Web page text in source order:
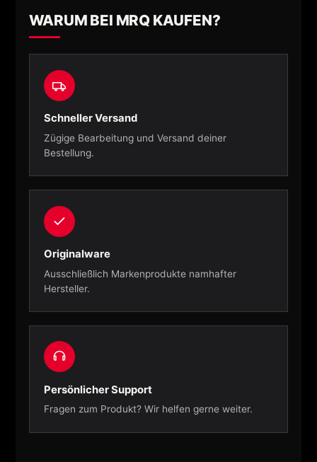
WARUM BEI MRQ KAUFEN?
Schneller Versand
Zügige Bearbeitung und Versand deiner
Bestellung.
Originalware
Ausschließlich Markenprodukte namhafter
Hersteller.
Persönlicher Support
Fragen zum Produkt? Wir helfen gerne weiter.